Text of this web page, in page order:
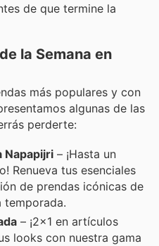
de que termine la
la Semana en
más populares y con
algunas de las
perderte:
Napapijri – ¡Hasta un
Renueva tus esenciales
de prendas icónicas de
temporada.
– ¡2x1 en artículos
looks con nuestra gama